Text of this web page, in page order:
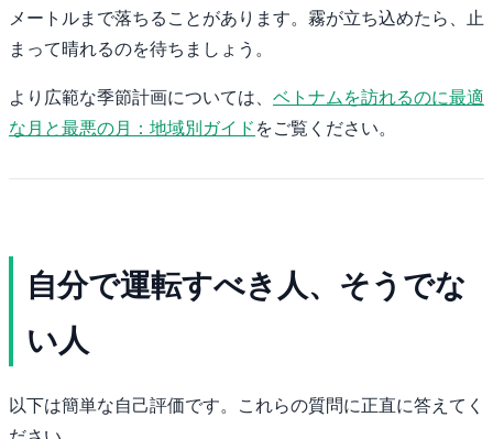
メートルまで落ちることがあります。霧が立ち込めたら、止
まって晴れるのを待ちましょう。
より広範な季節計画については、 ベトナムを訪れるのに最適
な月と最悪の月：地域別ガイドをご覧ください。
自分で運転すべき人、そうでな
い人
以下は簡単な自己評価です。これらの質問に正直に答えてく